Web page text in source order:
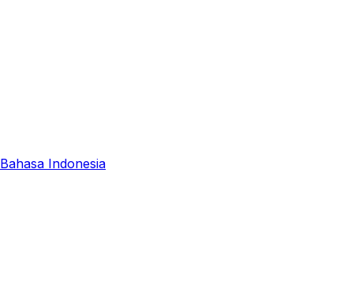
Bahasa Indonesia